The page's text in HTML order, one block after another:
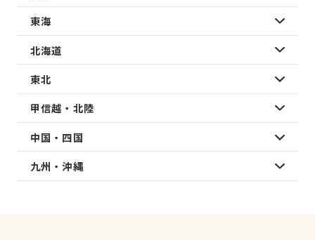
東海
北海道
東北
甲信越・北陸
中国・四国
九州・沖縄